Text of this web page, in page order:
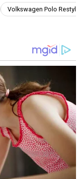
Volkswagen Polo